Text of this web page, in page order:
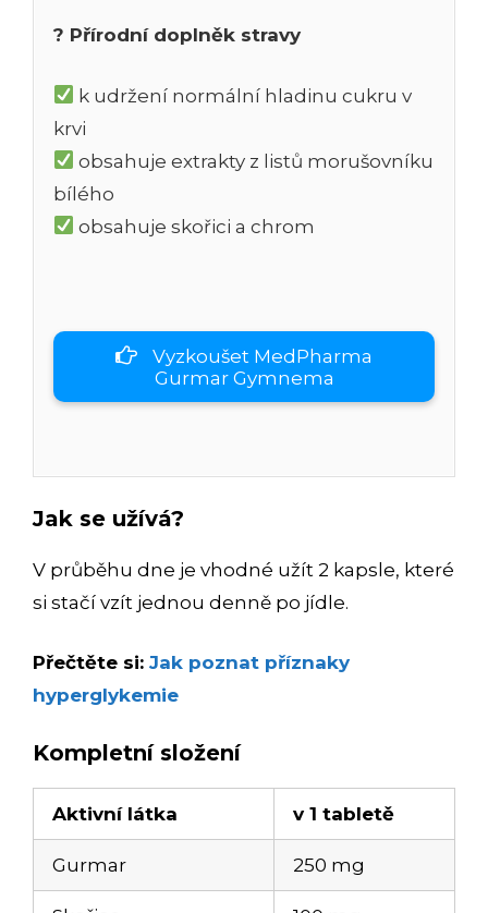
? Přírodní doplněk stravy
k udržení normální hladinu cukru v
krvi
obsahuje extrakty z listů morušovníku
bílého
obsahuje skořici a chrom
Vyzkoušet MedPharma
Gurmar Gymnema
Jak se užívá?
V průběhu dne je vhodné užít 2 kapsle, které
si stačí vzít jednou denně po jídle.
Přečtěte si: Jak poznat příznaky
hyperglykemie
Kompletní složení
Aktivní látka v 1 tabletě
Gurmar 250 mg